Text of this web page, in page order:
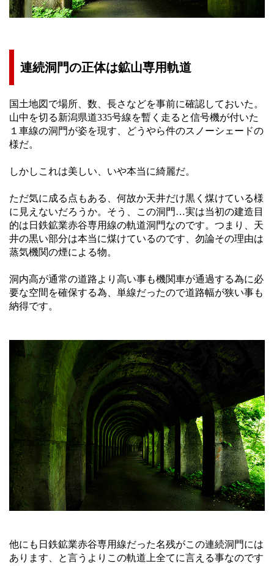
連続洞門の正体は鉱山専用軌道
国土地図で場所、数、長さなどを事前に確認しておいた。
山中を切る新潟県道335号線を暫く走ると信号機が付いた
１車線の洞門が姿を現す、どうやら件のスノーシェードの
様だ。
しかしこれは美しい、いや本当に綺麗だ。
ただ気に成る点もある、何故か天井だけ黒く煤けている様
に見えないだろうか。そう、この洞門…実は当初の建造目
的は日鉄鉱業赤谷専用線の軌道洞門なのです。つまり、天
井の黒い部分は本当に煤けているのです、勿論その理由は
蒸気機関の煙による物。
洞内高が通常の道路より高い事も機関車が通過する為に必
要な空間を確保する為、単線だったので道路幅が狭い事も
納得です。
他にも日鉄鉱業赤谷専用線だった名残がこの連続洞門には
あります、と言うよりこの軌道上全てに言える事なのです